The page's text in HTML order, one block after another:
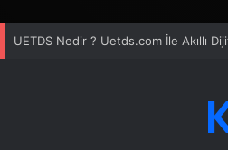
UETDS Nedir ? Uetds.com İle Akıllı Dijital